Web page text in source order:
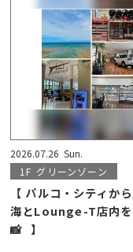
2026.07.26 Sun.
1F グリーンゾーン
【 パルコ・シティか
海とLounge-T店内
📸⠀】